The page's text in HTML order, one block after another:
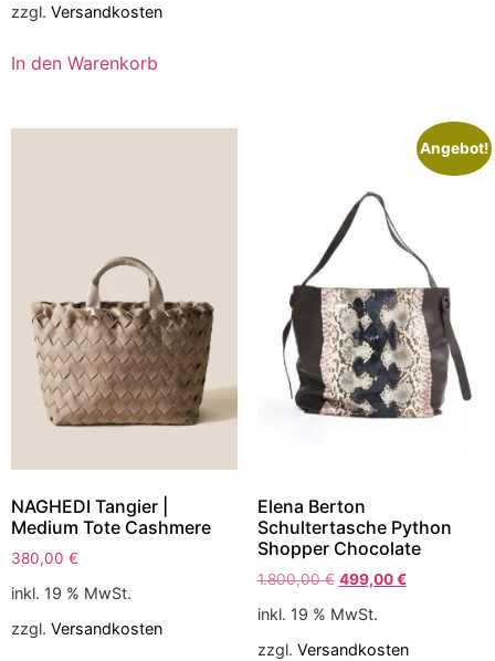
zzgl. Versandkosten
In den Warenkorb
NAGHEDI Tangier |
Medium Tote Cashmere
380,00 €
inkl. 19 % MwSt.
zzgl. Versandkosten
Angebot!
Elena Berton
Schultertasche Python
Shopper Chocolate
1.800,00€ 499,00€
inkl. 19 % MwSt.
zzgl. Versandkosten